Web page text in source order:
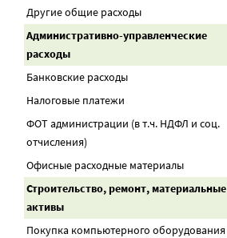
Другие общие расходы
Административно-управленческие
расходы
Банковские расходы
Налоговые платежи
ФОТ администрации (в т.ч. НДФЛ и соц.
отчисления)
Офисные расходные материалы
Строительство, ремонт, материальные
активы
Покупка компьютерного оборудования